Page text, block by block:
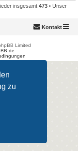
zu
insgesamt 473 • Unser
Kontakt
Limited